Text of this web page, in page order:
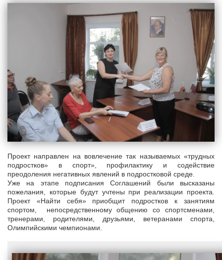
Проект направлен на вовлечение так называемых «трудных
подростков» в спорт», профилактику и содействие
преодоления негативных явлений в подростковой среде.
Уже на этапе подписания Соглашений были высказаны
пожелания, которые будут учтены при реализации проекта.
Проект «Найти себя» приобщит подростков к занятиям
спортом, непосредственному общению со спортсменами,
тренерами, родителями, друзьями, ветеранами спорта,
Олимпийскими чемпионами.